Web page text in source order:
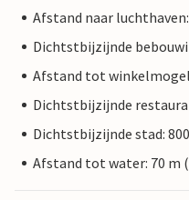
Afstand naar luchthaven:
Dichtstbijzijnde
Afstand tot
Dichtstbijzijnde
Dichtstbijzijnde stad:
Afstand tot water: 70 m